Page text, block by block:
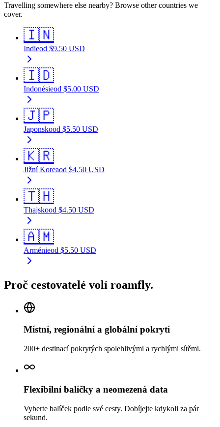
Travelling somewhere else nearby? Browse other countries we
cover.
🇮🇳
Indieod $9.50 USD
🇮🇩
Indonésieod $5.00 USD
🇯🇵
Japonskood $5.50 USD
🇰🇷
Jižní Koreaod $4.50 USD
🇹🇭
Thajskood $4.50 USD
🇦🇲
Arménieod $5.50 USD
Proč cestovatelé volí roamfly.
Místní, regionální a globální pokrytí
200+ destinací pokrytých spolehlivými a rychlými sítěmi.
Flexibilní balíčky a neomezená data
Vyberte balíček podle své cesty. Dobíjejte kdykoli za pár
sekund.